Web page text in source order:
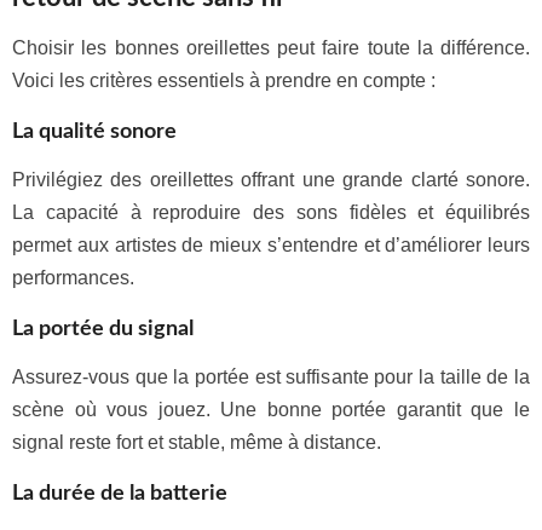
Choisir les bonnes oreillettes peut faire toute la différence.
Voici les critères essentiels à prendre en compte :
La qualité sonore
Privilégiez des oreillettes offrant une grande clarté sonore.
La capacité à reproduire des sons fidèles et équilibrés
permet aux artistes de mieux s’entendre et d’améliorer leurs
performances.
La portée du signal
Assurez-vous que la portée est suffisante pour la taille de la
scène où vous jouez. Une bonne portée garantit que le
signal reste fort et stable, même à distance.
La durée de la batterie